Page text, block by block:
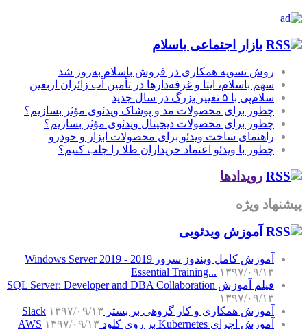
بازار اجتماعی باسلام
روش تسویه همکاری در فروش باسلام به‌روز شد
سهم باسلام، ایتا و غرفه‌دارها در تأمین آب زائران اربعین
سلام‌پی با ۵ تغییر بزرگ در سال جدید
چطور برای محصولات مد و پوشاک ویدئوی مؤثر بسازیم؟
چطور برای محصولات دیجیتال ویدئوی مؤثر بسازیم؟
راهنمای ساخت ویدئو برای محصولات ابزار و خودرو
چطور با ویدئو اعتماد خریداران طلا را جلب کنیم؟
رویدادها
پیشنهاد ویژه
آموزش‌ ویدئویی
آموزش کامل ویندوز سرور 2019 - Windows Server 2019
Essential Training... ۱۳۹۷/۰۹/۱۳
فیلم آموزش SQL Server: Developer and DBA Collaboration
۱۳۹۷/۰۹/۱۳
آموزش همکاری و کار گروهی بر بستر Slack ۱۳۹۷/۰۹/۱۳
آموزش اجرای Kubernetes بر روی کلود AWS
۱۳۹۷/۰۹/۱۳